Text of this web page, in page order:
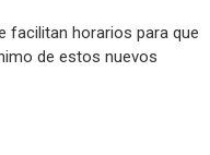
facilitan horarios para que
de estos nuevos